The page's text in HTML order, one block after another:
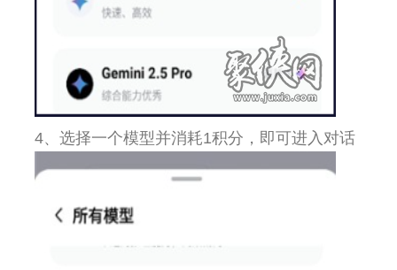
4、选择一个模型并消耗1积分，即可进入对话